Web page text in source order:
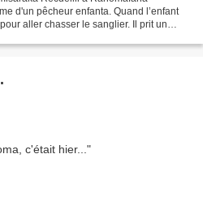
d'un pêcheur enfanta. Quand l’enfant
aller chasser le sanglier. Il prit un